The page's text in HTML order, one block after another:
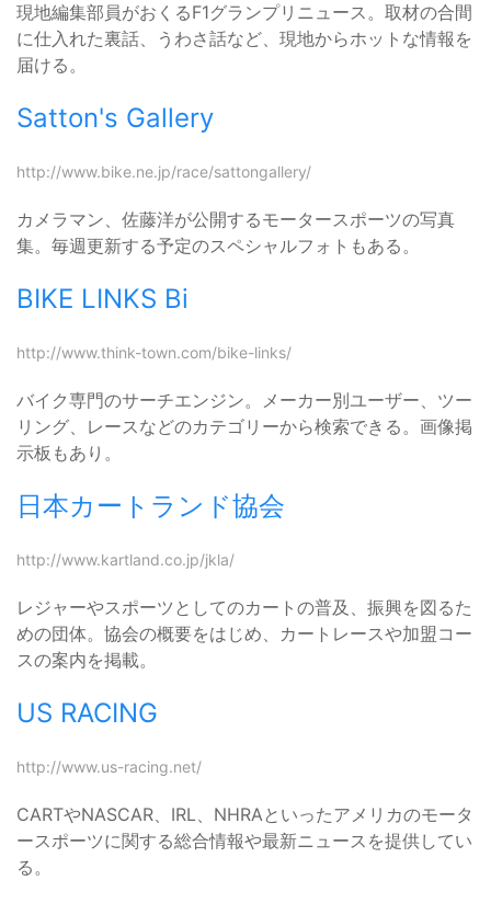
現地編集部員がおくるF1グランプリニュース。取材の合間
に仕入れた裏話、うわさ話など、現地からホットな情報を
届ける。
Satton's Gallery
http://www.bike.ne.jp/race/sattongallery/
カメラマン、佐藤洋が公開するモータースポーツの写真
集。毎週更新する予定のスペシャルフォトもある。
BIKE LINKS Bi
http://www.think-town.com/bike-links/
バイク専門のサーチエンジン。メーカー別ユーザー、ツー
リング、レースなどのカテゴリーから検索できる。画像掲
示板もあり。
日本カートランド協会
http://www.kartland.co.jp/jkla/
レジャーやスポーツとしてのカートの普及、振興を図るた
めの団体。協会の概要をはじめ、カートレースや加盟コー
スの案内を掲載。
US RACING
http://www.us-racing.net/
CARTやNASCAR、IRL、NHRAといったアメリカのモータ
ースポーツに関する総合情報や最新ニュースを提供してい
る。